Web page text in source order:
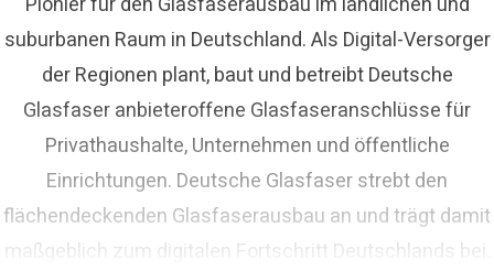
suburbanen Raum in Deutschland. Als Digital-Versorger
der Regionen plant, baut und betreibt Deutsche
Glasfaser anbieteroffene Glasfaseranschlüsse für
Privathaushalte, Unternehmen und öffentliche
Einrichtungen. Deutsche Glasfaser strebt den
flächendeckenden Glasfaserausbau an und trägt damit
maßgeblich zum digitalen Fortschritt Deutschlands bei.